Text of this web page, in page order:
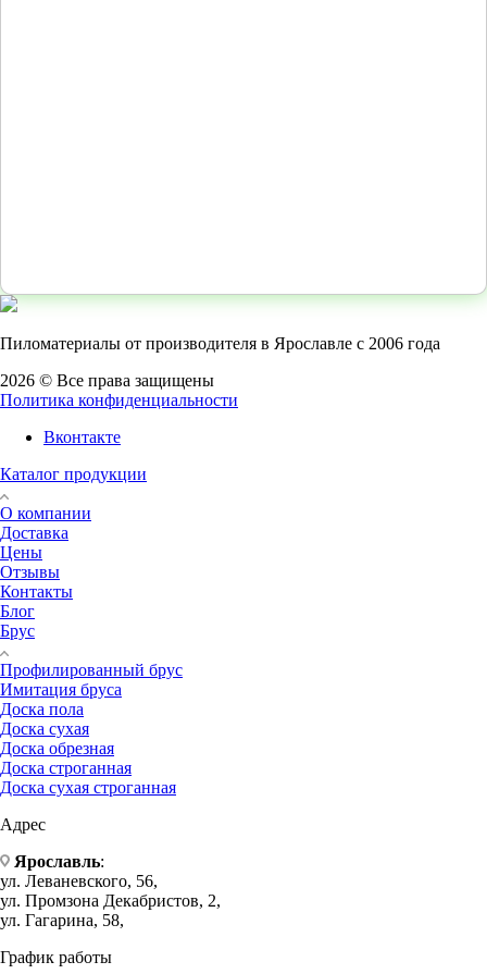
Пиломатериалы от производителя в Ярославле с 2006 года
2026 © Все права защищены
Политика конфиденциальности
Вконтакте
Каталог продукции
О компании
Доставка
Цены
Отзывы
Контакты
Блог
Брус
Профилированный брус
Имитация бруса
Доска пола
Доска сухая
Доска обрезная
Доска строганная
Доска сухая строганная
Адрес
Ярославль:
ул. Леваневского, 56,
ул. Промзона Декабристов, 2,
ул. Гагарина, 58,
График работы